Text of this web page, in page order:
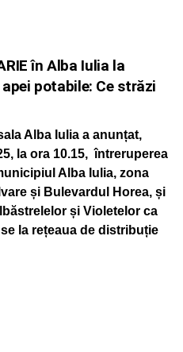
în Alba Iulia la
potabile: Ce străzi
Alba Iulia a anunțat,
la ora 10.15, întreruperea
Alba Iulia, zona
și Bulevardul Horea, și
și Violetelor ca
la rețeaua de distribuție